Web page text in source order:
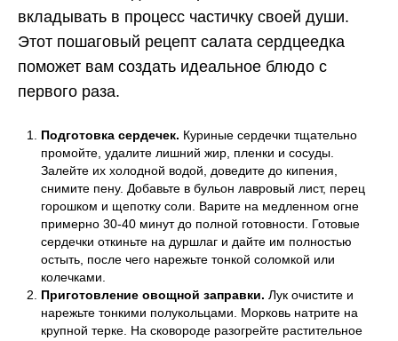
вкладывать в процесс частичку своей души.
Этот пошаговый рецепт салата сердцеедка
поможет вам создать идеальное блюдо с
первого раза.
Подготовка сердечек. Куриные сердечки тщательно
промойте, удалите лишний жир, пленки и сосуды.
Залейте их холодной водой, доведите до кипения,
снимите пену. Добавьте в бульон лавровый лист, перец
горошком и щепотку соли. Варите на медленном огне
примерно 30-40 минут до полной готовности. Готовые
сердечки откиньте на дуршлаг и дайте им полностью
остыть, после чего нарежьте тонкой соломкой или
колечками.
Приготовление овощной заправки. Лук очистите и
нарежьте тонкими полукольцами. Морковь натрите на
крупной терке. На сковороде разогрейте растительное